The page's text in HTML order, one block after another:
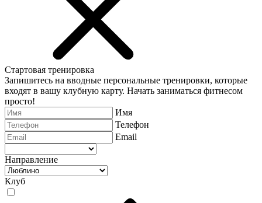
Стартовая тренировка
Запишитесь на вводные персональные тренировки, которые
входят в вашу клубную карту. Начать заниматься фитнесом
просто!
Имя
Телефон
Email
Направление
Клуб